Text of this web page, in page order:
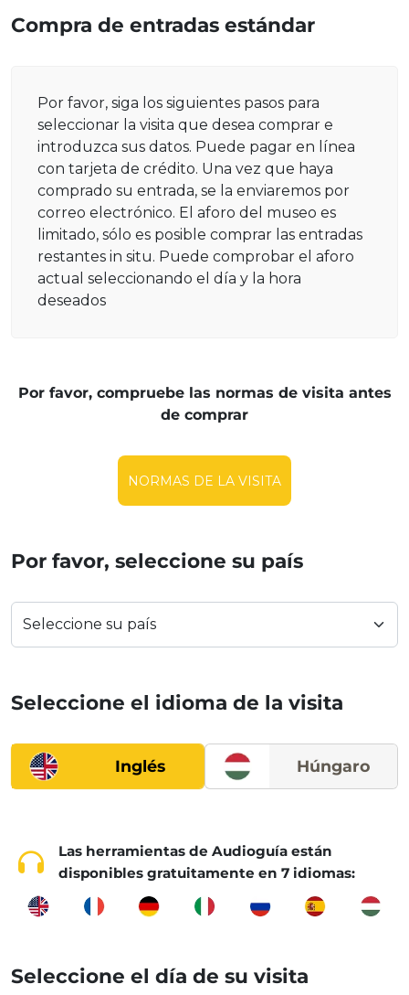
Compra de entradas estándar
Por favor, siga los siguientes pasos para
seleccionar la visita que desea comprar e
introduzca sus datos. Puede pagar en línea
con tarjeta de crédito. Una vez que haya
comprado su entrada, se la enviaremos por
correo electrónico. El aforo del museo es
limitado, sólo es posible comprar las entradas
restantes in situ. Puede comprobar el aforo
actual seleccionando el día y la hora
deseados
Por favor, compruebe las normas de visita antes
de comprar
NORMAS DE LA VISITA
Por favor, seleccione su país
Seleccione el idioma de la visita
Inglés Húngaro
Las herramientas de Audioguía están
disponibles gratuitamente en 7 idiomas:
Seleccione el día de su visita